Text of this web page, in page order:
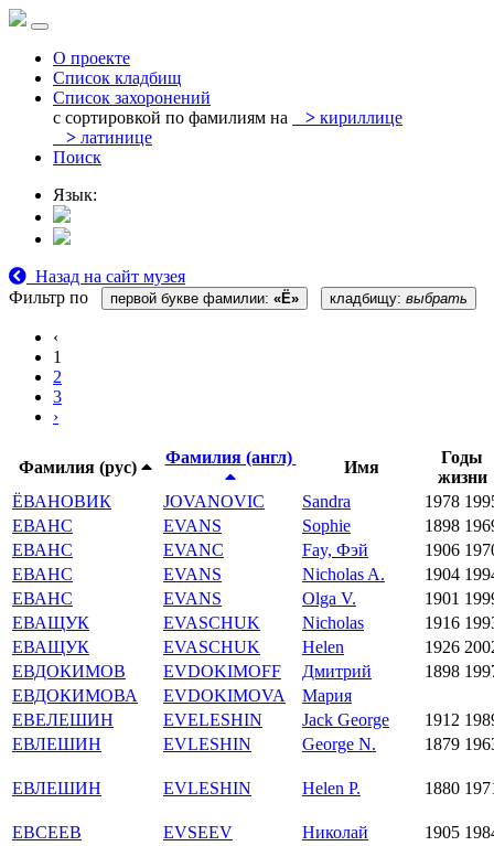
О проекте
Список кладбищ
Список захоронений
с сортировкой по фамилиям на
> кириллице
> латинице
Поиск
Язык:
Назад на сайт музея
Фильтр по
первой букве фамилии: «Ё» кладбищу: выбрать
‹
1
2
3
›
Фамилия (рус)
Фамилия (англ)
Имя
Годы
жизни
ЁВАНОВИК
JOVANOVIC Sandra 1978
ЕВАНС
EVANS Sophie 1898
ЕВАНС
EVANC Fay, Фэй 1906
ЕВАНС
EVANS Nicholas A. 1904
ЕВАНС
EVANS Olga V. 1901
ЕВАЩУК
EVASCHUK Nicholas 1916
ЕВАЩУК
EVASCHUK Helen 1926
ЕВДОКИМОВ
EVDOKIMOFF Дмитрий 1898
ЕВДОКИМОВА
EVDOKIMOVA
Мария
ЕВЕЛЕШИН
EVELESHIN Jack George 1912
ЕВЛЕШИН
EVLESHIN George N. 1879
ЕВЛЕШИН EVLESHIN Helen P. 1880
ЕВСЕЕВ EVSEEV Николай 1905